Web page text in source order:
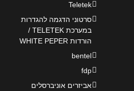
Teletek
סרטוני הדגמה להגדרות
במערכת TELETEK /
הורדות WHITE PEPER
bentel
fdp
אביזרים אוניברסלים